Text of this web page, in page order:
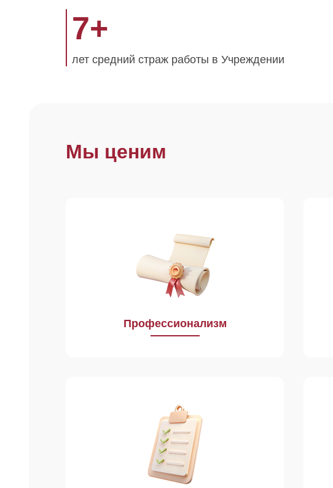
7+
лет средний страж работы в Учреждении
Мы ценим
Профессионализм
Постоянное повышение уровня
знаний и личностных качеств наших
работников определяет успех
и устойчивое развитие Учреждения.
В нашей работе важны
беспристрастность, отсутствие
предвзятости в суждении
о чем‑либо, способность давать
независимую оценку.